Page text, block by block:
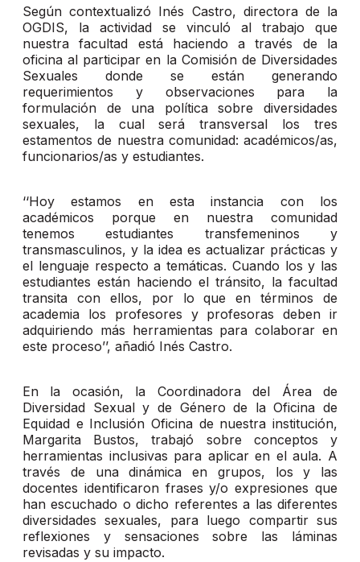
Según contextualizó Inés Castro, directora de la
OGDIS, la actividad se vinculó al trabajo que
nuestra facultad está haciendo a través de la
oficina al participar en la Comisión de Diversidades
Sexuales donde se están generando
requerimientos y observaciones para la
formulación de una política sobre diversidades
sexuales, la cual será transversal los tres
estamentos de nuestra comunidad: académicos/as,
funcionarios/as y estudiantes.
‘‘Hoy estamos en esta instancia con los
académicos porque en nuestra comunidad
tenemos estudiantes transfemeninos y
transmasculinos, y la idea es actualizar prácticas y
el lenguaje respecto a temáticas. Cuando los y las
estudiantes están haciendo el tránsito, la facultad
transita con ellos, por lo que en términos de
academia los profesores y profesoras deben ir
adquiriendo más herramientas para colaborar en
este proceso’’, añadió Inés Castro.
En la ocasión, la Coordinadora del Área de
Diversidad Sexual y de Género de la Oficina de
Equidad e Inclusión Oficina de nuestra institución,
Margarita Bustos, trabajó sobre conceptos y
herramientas inclusivas para aplicar en el aula. A
través de una dinámica en grupos, los y las
docentes identificaron frases y/o expresiones que
han escuchado o dicho referentes a las diferentes
diversidades sexuales, para luego compartir sus
reflexiones y sensaciones sobre las láminas
revisadas y su impacto.